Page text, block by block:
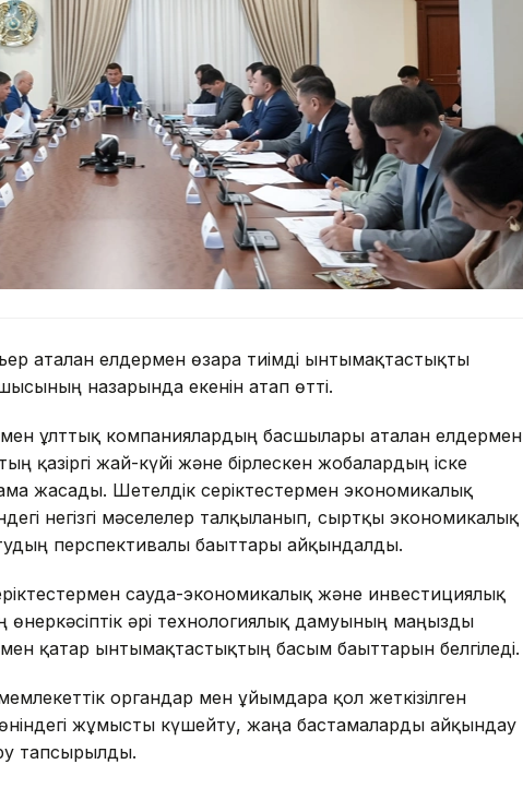
аталған елдермен өзара тиімді ынтымақтастықты
назарында екенін атап өтті.
ұлттық компаниялардың басшылары аталған елдермен
қазіргі жай-күйі және бірлескен жобалардың іске
жасады. Шетелдік серіктестермен экономикалық
негізгі мәселелер талқыланып, сыртқы экономикалық
перспективалы бағыттары айқындалды.
сауда-экономикалық және инвестициялық
өнеркәсіптік әрі технологиялық дамуының маңызды
қатар ынтымақтастықтың басым бағыттарын белгіледі.
органдар мен ұйымдарға қол жеткізілген
жұмысты күшейту, жаңа бастамаларды айқындау
тапсырылды.